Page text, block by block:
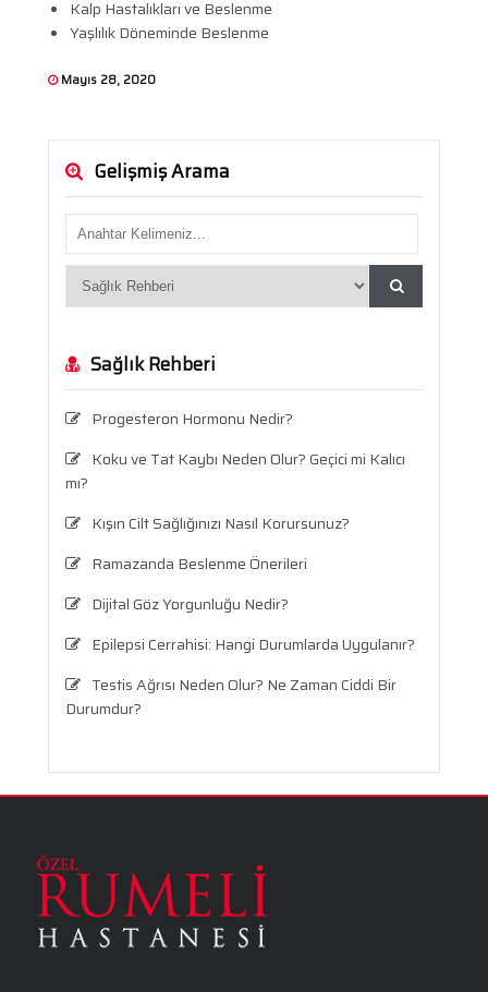
Kalp Hastalıkları ve Beslenme
Yaşlılık Döneminde Beslenme
Mayıs 28, 2020
Gelişmiş Arama
Sağlık Rehberi
Progesteron Hormonu Nedir?
Koku ve Tat Kaybı Neden Olur? Geçici mi Kalıcı
mı?
Kışın Cilt Sağlığınızı Nasıl Korursunuz?
Ramazanda Beslenme Önerileri
Dijital Göz Yorgunluğu Nedir?
Epilepsi Cerrahisi: Hangi Durumlarda Uygulanır?
Testis Ağrısı Neden Olur? Ne Zaman Ciddi Bir
Durumdur?
Aronya Faydaları Nelerdir?
Kalp Ritim Bozukluğu
Anksiyete Bozukluğu: Belirtiler, Nedenler, Tanı
ve Etkili Tedavi Seçenekleri